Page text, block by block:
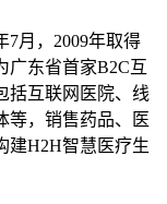
7月，2009年取得
广东省首家B2C互
括互联网医院、线
等，销售药品、医
建H2H智慧医疗生